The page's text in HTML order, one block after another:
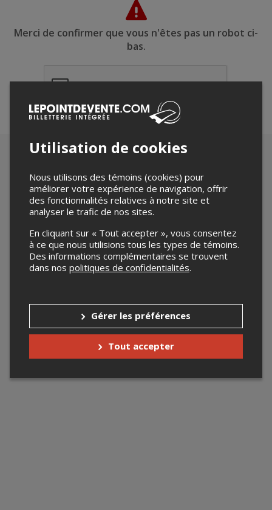
Merci de confirmer que vous n'êtes pas un robot ci-
bas.
Utilisation de cookies
Nous utilisons des témoins (cookies) pour
améliorer votre expérience de navigation, offrir
des fonctionnalités relatives à notre site et
analyser le trafic de nos sites.
En cliquant sur « Tout accepter », vous consentez
à ce que nous utilisions tous les types de témoins.
Des informations complémentaires se trouvent
dans nos politiques de confidentialités.
Gérer les préférences
Tout accepter